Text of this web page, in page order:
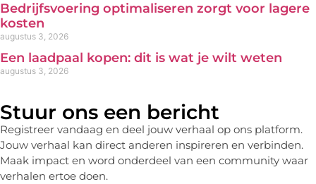
Bedrijfsvoering optimaliseren zorgt voor lagere
kosten
augustus 3, 2026
Een laadpaal kopen: dit is wat je wilt weten
augustus 3, 2026
Stuur ons een bericht
Registreer vandaag en deel jouw verhaal op ons platform.
Jouw verhaal kan direct anderen inspireren en verbinden.
Maak impact en word onderdeel van een community waar
verhalen ertoe doen.